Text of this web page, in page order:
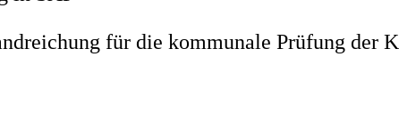
für die kommunale Prüfung der